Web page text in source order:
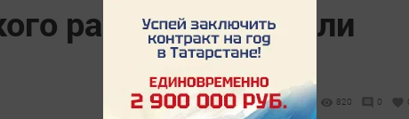
района проводили
820 0